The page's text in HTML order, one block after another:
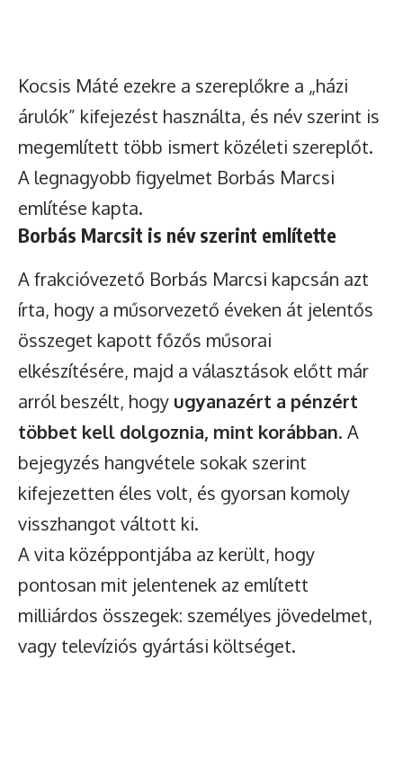
Kocsis Máté ezekre a szereplőkre a „házi
árulók” kifejezést használta, és név szerint is
megemlített több ismert közéleti szereplőt.
A legnagyobb figyelmet Borbás Marcsi
említése kapta.
Borbás Marcsit is név szerint említette
A frakcióvezető Borbás Marcsi kapcsán azt
írta, hogy a műsorvezető éveken át jelentős
összeget kapott főzős műsorai
elkészítésére, majd a választások előtt már
arról beszélt, hogy ugyanazért a pénzért
többet kell dolgoznia, mint korábban. A
bejegyzés hangvétele sokak szerint
kifejezetten éles volt, és gyorsan komoly
visszhangot váltott ki.
A vita középpontjába az került, hogy
pontosan mit jelentenek az említett
milliárdos összegek: személyes jövedelmet,
vagy televíziós gyártási költséget.